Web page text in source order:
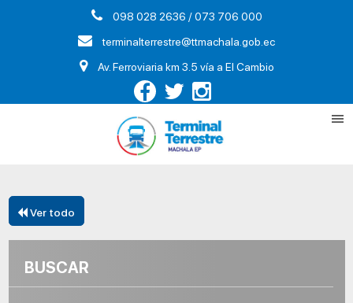
098 028 2636 / 073 706 000
terminalterrestre@ttmachala.gob.ec
Av. Ferroviaria km 3.5 vía a El Cambio
Ver todo
BUSCAR